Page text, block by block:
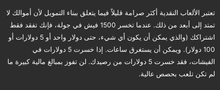
تعتبر الألعاب النقدية أكثر صرامة قليلاً فيما يتعلق ببناء التمويل لأن أموالك لا
تمتد إلى أبعد من ذلك. عندما تخسر 1500 فيش في جولة، فإنك تفقد فقط
اشتراكك (والذي يمكن أن يكون أي شيء، حتى دولار واحد أو 5 دولارات أو
100 دولار). ويمكن أن يستغرق ساعات. إذا خسرت 5 دولارات في
الفيشات، فقد خسرت 5 دولارات من رصيدك. لن تفوز بمبالغ مالية كبيرة ما
لم تكن تلعب بحصص عالية.